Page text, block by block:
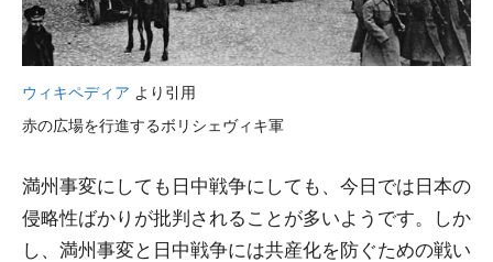
ウィキペディア より引用
赤の広場を行進するボリシェヴィキ軍
満州事変にしても日中戦争にしても、今日では日本の
侵略性ばかりが批判されることが多いようです。しか
し、満州事変と日中戦争には共産化を防ぐための戦い